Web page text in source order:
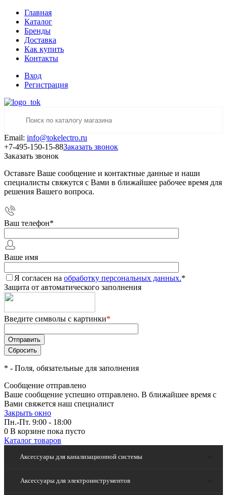
Главная
Каталог
Бренды
Доставка
Как купить
Контакты
Вход
Регистрация
Email: info@tokelectro.ru
+7-495-150-15-88Заказать звонок
Заказать звонок
Оставьте Ваше сообщение и контактные данные и наши
специалисты свяжутся с Вами в ближайшее рабочее время для
решения Вашего вопроса.
Ваш телефон*
Ваше имя
Я согласен на обработку персональных данных.*
Защита от автоматического заполнения
Введите символы с картинки*
* - Поля, обязательные для заполнения
Сообщение отправлено
Ваше сообщение успешно отправлено. В ближайшее время с
Вами свяжется наш специалист
Закрыть окно
Пн.-Пт. 9:00 - 18:00
0 В корзине пока пусто
Каталог товаров
Аксессуары для канализационной системы
Аксессуары для электроинструментов